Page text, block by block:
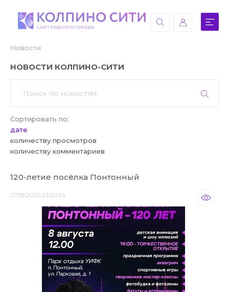
Новости
НОВОСТИ КОЛПИНО-СИТИ
Сортировать по:
дате
количеству просмотров
количеству комментариев
120-летие посёлка Понтонный
07.08.2026 23:00:24